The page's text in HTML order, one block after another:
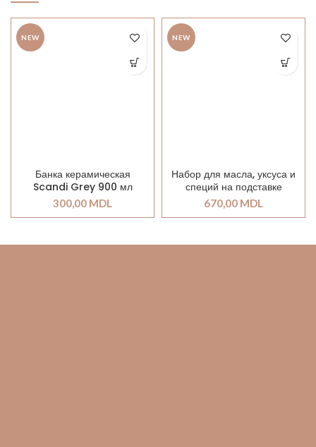
NEW
Банка керамическая
Scandi Grey 900 мл
300,00 MDL
NEW
Набор для масла, уксуса и
специй на подставке
670,00 MDL